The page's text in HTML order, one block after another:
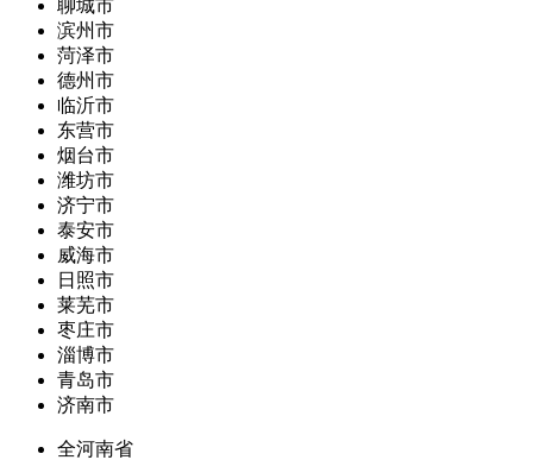
聊城市
滨州市
菏泽市
德州市
临沂市
东营市
烟台市
潍坊市
济宁市
泰安市
威海市
日照市
莱芜市
枣庄市
淄博市
青岛市
济南市
全河南省